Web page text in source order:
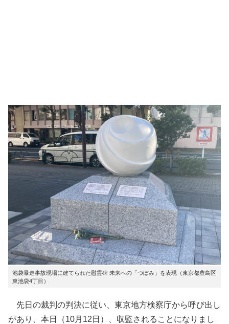
池袋暴走事故現場に建てられた慰霊碑 未来への「つぼみ」を表現（東京都豊島区
東池袋4丁目）
先日の裁判の判決に従い、東京地方検察庁から呼び出し
があり、本日（10月12日）、収監されることになりまし